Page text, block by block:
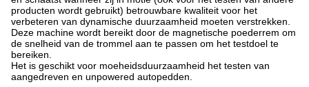
producten wordt gebruikt) betrouwbare kwaliteit voor het
verbeteren van dynamische duurzaamheid moeten verstrekken.
Deze machine wordt bereikt door de magnetische poederrem om
de snelheid van de trommel aan te passen om het testdoel te
bereiken.
Het is geschikt voor moeheidsduurzaamheid het testen van
aangedreven en unpowered autopedden.